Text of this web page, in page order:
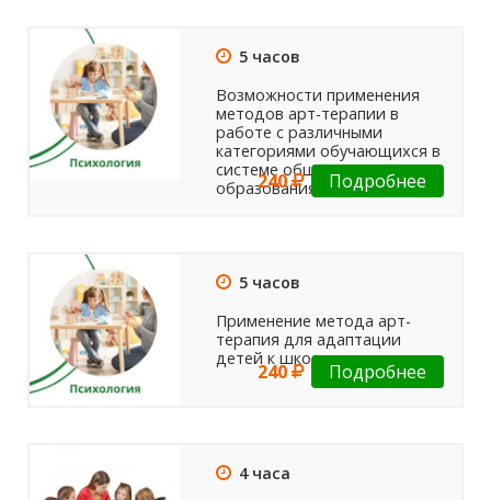
5 часов
Возможности применения
методов арт-терапии в
работе с различными
категориями обучающихся в
системе общего
образования
240 Подробнее
5 часов
Применение метода арт-
терапия для адаптации
детей к школе
240 Подробнее
4 часа